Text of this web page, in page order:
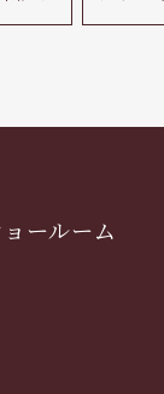
ールーム